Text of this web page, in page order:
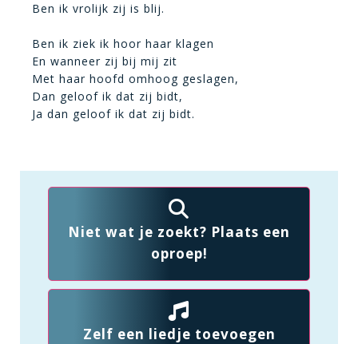
Ben ik vrolijk zij is blij.
Ben ik ziek ik hoor haar klagen
En wanneer zij bij mij zit
Met haar hoofd omhoog geslagen,
Dan geloof ik dat zij bidt,
Ja dan geloof ik dat zij bidt.
Niet wat je zoekt? Plaats een
oproep!
Zelf een liedje toevoegen